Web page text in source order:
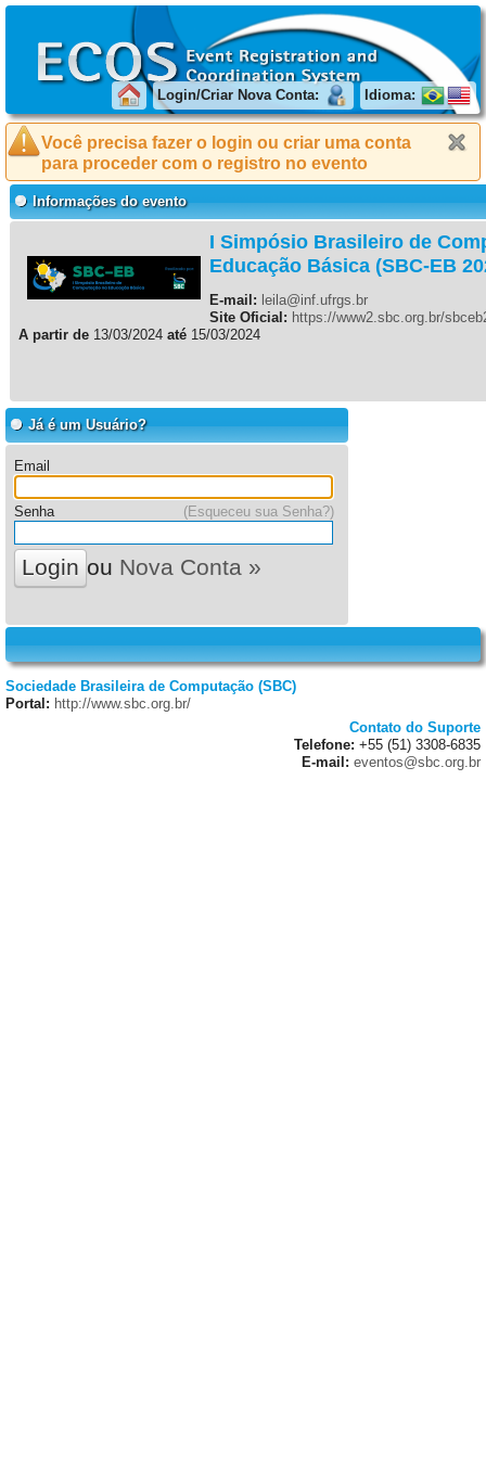
Login/Criar Nova Conta: Idioma:
Você precisa fazer o login ou criar uma conta
para proceder com o registro no evento
Informações do evento
I Simpósio Brasileiro de
Educação Básica (SBC-EB
E-mail: leila@inf.ufrgs.br
Site Oficial: https://www2.sbc.org.br/
A partir de 13/03/2024 até 15/03/2024
Já é um Usuário?
Email
Senha (Esqueceu sua Senha?)
ou Nova Conta »
Sociedade Brasileira de Computação (SBC)
Portal: http://www.sbc.org.br/
Contato do Suporte
Telefone: +55 (51) 3308-6835
E-mail: eventos@sbc.org.br